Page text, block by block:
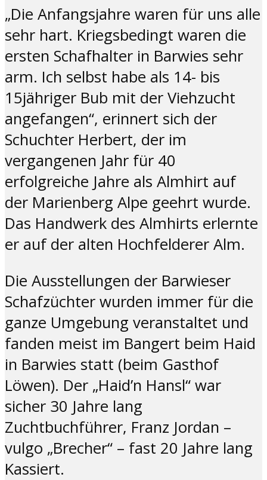
„Die Anfangsjahre waren für uns alle
sehr hart. Kriegsbedingt waren die
ersten Schafhalter in Barwies sehr
arm. Ich selbst habe als 14- bis
15jähriger Bub mit der Viehzucht
angefangen“, erinnert sich der
Schuchter Herbert, der im
vergangenen Jahr für 40
erfolgreiche Jahre als Almhirt auf
der Marienberg Alpe geehrt wurde.
Das Handwerk des Almhirts erlernte
er auf der alten Hochfelderer Alm.
Die Ausstellungen der Barwieser
Schafzüchter wurden immer für die
ganze Umgebung veranstaltet und
fanden meist im Bangert beim Haid
in Barwies statt (beim Gasthof
Löwen). Der „Haid’n Hansl“ war
sicher 30 Jahre lang
Zuchtbuchführer, Franz Jordan –
vulgo „Brecher“ – fast 20 Jahre lang
Kassiert.